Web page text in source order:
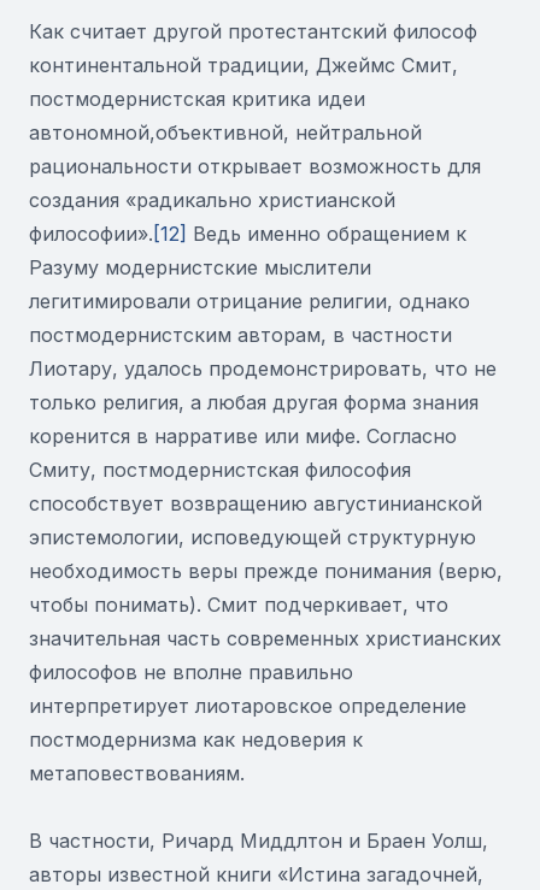
Как считает другой протестантский философ
континентальной традиции, Джеймс Смит,
постмодернистская критика идеи
автономной,объективной, нейтральной
рациональности открывает возможность для
создания «радикально христианской
философии». [12] Ведь именно обращением к
Разуму модернистские мыслители
легитимировали отрицание религии, однако
постмодернистским авторам, в частности
Лиотару, удалось продемонстрировать, что не
только религия, а любая другая форма знания
коренится в нарративе или мифе. Согласно
Смиту, постмодернистская философия
способствует возвращению августинианской
эпистемологии, исповедующей структурную
необходимость веры прежде понимания (верю,
чтобы понимать). Смит подчеркивает, что
значительная часть современных христианских
философов не вполне правильно
интерпретирует лиотаровское определение
постмодернизма как недоверия к
метаповествованиям.
В частности, Ричард Миддлтон и Браен Уолш,
авторы известной книги «Истина загадочней,